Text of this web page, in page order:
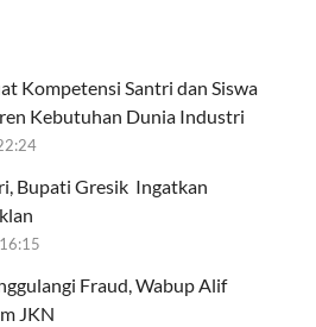
Kompetensi Santri dan Siswa
Kebutuhan Dunia Industri
Bupati Gresik Ingatkan
Fraud, Wabup Alif
JKN